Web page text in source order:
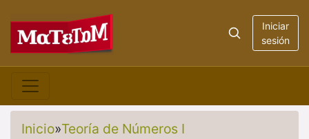
Iniciar
sesión
Inicio»Teoría de Números I